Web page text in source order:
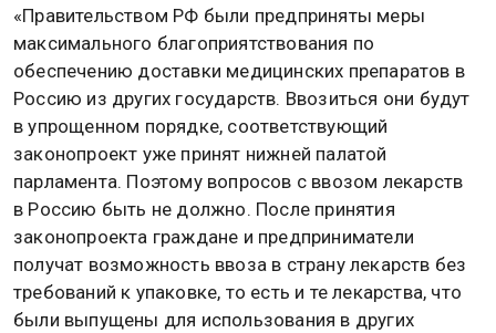
«Правительством РФ были предприняты меры
максимального благоприятствования по
обеспечению доставки медицинских препаратов в
Россию из других государств. Ввозиться они будут
в упрощенном порядке, соответствующий
законопроект уже принят нижней палатой
парламента. Поэтому вопросов с ввозом лекарств
в Россию быть не должно. После принятия
законопроекта граждане и предприниматели
получат возможность ввоза в страну лекарств без
требований к упаковке, то есть и те лекарства, что
были выпущены для использования в других